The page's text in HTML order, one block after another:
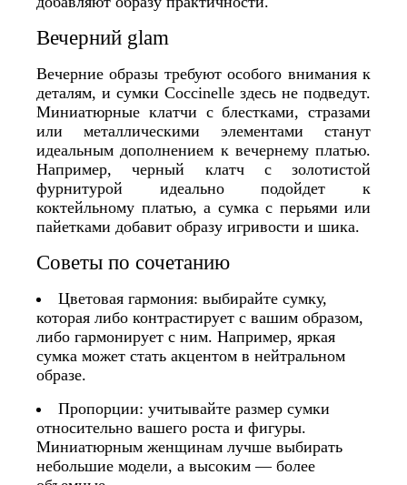
Вечерний glam
Вечерние образы требуют особого внимания к
деталям, и сумки Coccinelle здесь не подведут.
Миниатюрные клатчи с блестками, стразами
или металлическими элементами станут
идеальным дополнением к вечернему платью.
Например, черный клатч с золотистой
фурнитурой идеально подойдет к
коктейльному платью, а сумка с перьями или
пайетками добавит образу игривости и шика.
Советы по сочетанию
Цветовая гармония: выбирайте сумку,
которая либо контрастирует с вашим образом,
либо гармонирует с ним. Например, яркая
сумка может стать акцентом в нейтральном
образе.
Пропорции: учитывайте размер сумки
относительно вашего роста и фигуры.
Миниатюрным женщинам лучше выбирать
небольшие модели, а высоким — более